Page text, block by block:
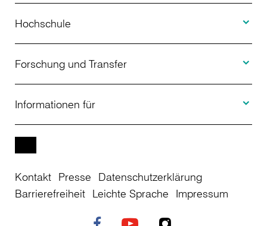
Studienangebot
Bewerbung
Studienberatung
Weiterbildung
Studienkolleg
Hochschule
Über uns
Aktuelles
Einrichtungen
Stellenangebote
Forschung und Transfer
Projekte
Informationen für
Studierende
Kontakt Presse
Datenschutzerklärung
Barrierefreiheit Leichte Sprache Impressum